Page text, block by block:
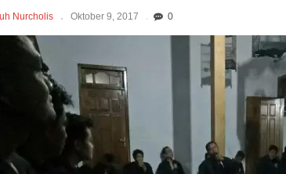
Nurcholis Oktober 9, 2017 0